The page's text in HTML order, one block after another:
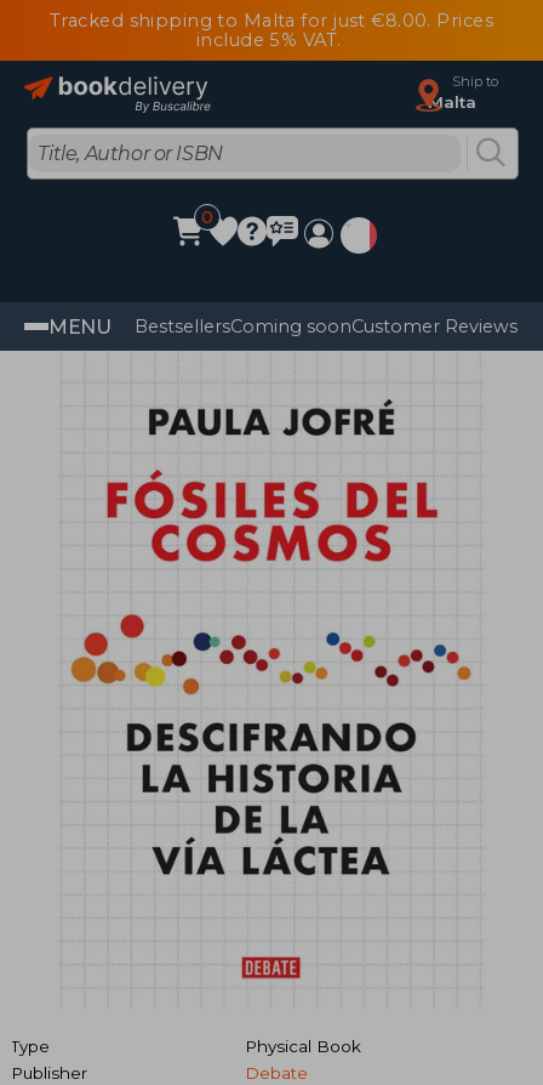
Tracked shipping to Malta for just €8.00. Prices
include 5% VAT.
Ship to
Malta
0
MENU BestsellersComing soonCustomer Reviews
Type
Physical Book
Publisher
Debate